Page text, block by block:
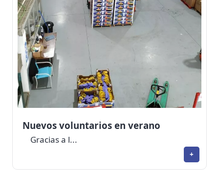
Nuevos voluntarios en verano
Gracias a l...
+